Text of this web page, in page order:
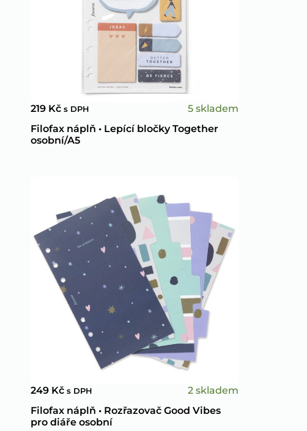
219 Kč s DPH
5 skladem
Filofax náplň • Lepící bločky Together
osobní/A5
249 Kč s DPH
2 skladem
Filofax náplň • Rozřazovač Good Vibes
pro diáře osobní